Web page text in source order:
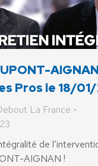
Pros le 18/
La France
de
AIGNAN !